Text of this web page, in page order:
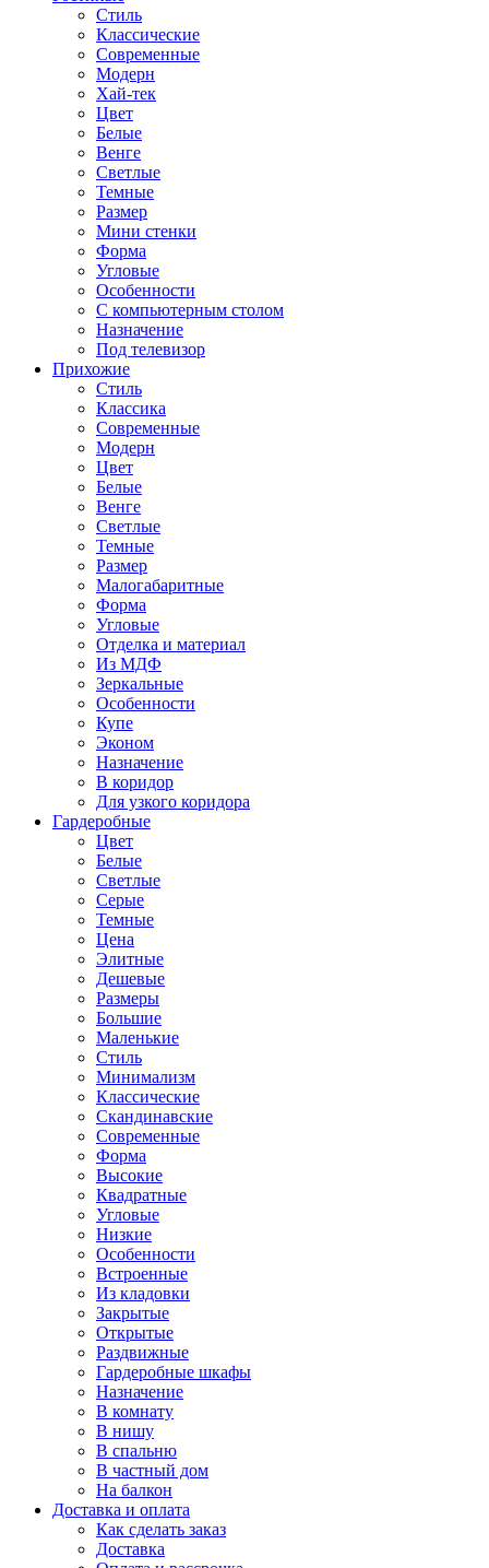
Стиль
Классические
Современные
Модерн
Хай-тек
Цвет
Белые
Венге
Светлые
Темные
Размер
Мини стенки
Форма
Угловые
Особенности
С компьютерным столом
Назначение
Под телевизор
Прихожие
Стиль
Классика
Современные
Модерн
Цвет
Белые
Венге
Светлые
Темные
Размер
Малогабаритные
Форма
Угловые
Отделка и материал
Из МДФ
Зеркальные
Особенности
Купе
Эконом
Назначение
В коридор
Для узкого коридора
Гардеробные
Цвет
Белые
Светлые
Серые
Темные
Цена
Элитные
Дешевые
Размеры
Большие
Маленькие
Стиль
Минимализм
Классические
Скандинавские
Современные
Форма
Высокие
Квадратные
Угловые
Низкие
Особенности
Встроенные
Из кладовки
Закрытые
Открытые
Раздвижные
Гардеробные шкафы
Назначение
В комнату
В нишу
В спальню
В частный дом
На балкон
Доставка и оплата
Как сделать заказ
Доставка